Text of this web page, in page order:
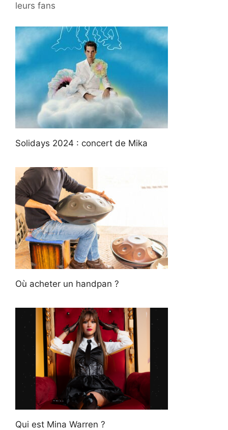
leurs fans
Solidays 2024 : concert de Mika
Où acheter un handpan ?
Qui est Mina Warren ?